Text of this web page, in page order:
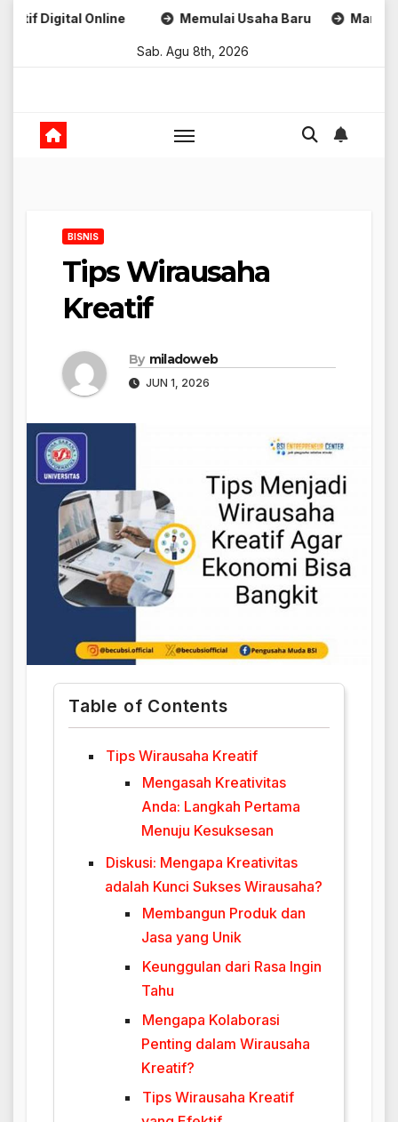
SkipOnline Memulai Usaha Baru Marketing Untuk
Sab. Agu 8th, 2026
BISNIS
Tips Wirausaha
Kreatif
By miladoweb
JUN 1, 2026
Table of Contents
Tips Wirausaha Kreatif
Mengasah Kreativitas
Anda: Langkah Pertama
Menuju Kesuksesan
Diskusi: Mengapa Kreativitas
adalah Kunci Sukses Wirausaha?
Membangun Produk dan
Jasa yang Unik
Keunggulan dari Rasa Ingin
Tahu
Mengapa Kolaborasi
Penting dalam Wirausaha
Kreatif?
Tips Wirausaha Kreatif